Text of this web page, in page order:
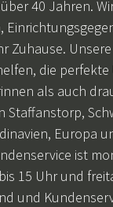
40 Jahren.
Zuhause.
die perfekte
als auch
Staffanstorp,
Europa
ist
15 Uhr und
und